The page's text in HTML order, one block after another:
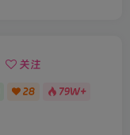
关注
28 79W+